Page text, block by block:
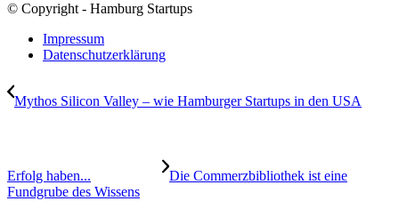
© Copyright - Hamburg Startups
Impressum
Datenschutzerklärung
Mythos Silicon Valley – wie Hamburger Startups in den USA
Erfolg haben...
Die Commerzbibliothek ist eine
Fundgrube des Wissens